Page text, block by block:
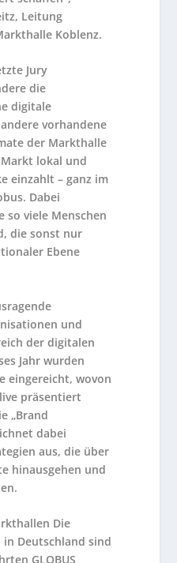
Leitung
Koblenz.
Jury
die
digitale
vorhandene
der Markthalle
lokal und
einzahlt – ganz im
Dabei
so viele Menschen
die sonst nur
Ebene
und
der digitalen
Jahr wurden
eingereicht, wovon
präsentiert
„Brand
dabei
aus, die über
hinausgehen und
Die
in Deutschland sind
GLOBUS